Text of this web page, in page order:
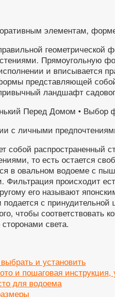
элементам,
геометрической
Прямоугольную
и вписывается
представляющей
ландшафт
с личными
собой распространенный
то есть остается
в овальном водоеме с
Фильтрация происходит
его называют
с
чтобы соответствовать
света.
и установить
и пошаговая
для водоема